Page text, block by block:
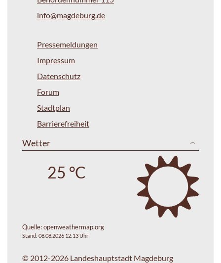
info@magdeburg.de
Pressemeldungen
Impressum
Datenschutz
Forum
Stadtplan
Barrierefreiheit
Wetter
25 °C
Quelle:openweathermap.org
Stand: 08.08.2026 12:13 Uhr
© 2012-2026 Landeshauptstadt Magdeburg